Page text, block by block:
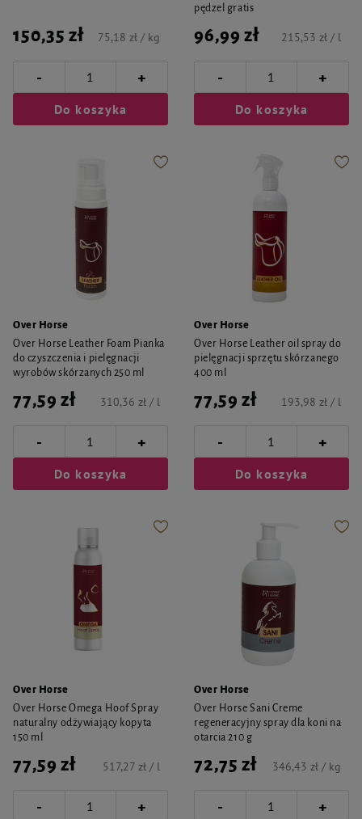
150,35 zł 75,18 zł / kg
- +
Do koszyka
pędzel gratis
96,99 zł 215,53 zł / l
- +
Do koszyka
Over Horse
Over Horse Leather Foam Pianka
do czyszczenia i pielęgnacji
wyrobów skórzanych 250 ml
77,59 zł 310,36 zł / l
- +
Do koszyka
Over Horse
Over Horse Leather oil spray do
pielęgnacji sprzętu skórzanego
400 ml
77,59 zł 193,98 zł / l
- +
Do koszyka
Over Horse
Over Horse Omega Hoof Spray
naturalny odżywiający kopyta
150 ml
77,59 zł 517,27 zł / l
- +
Over Horse
Over Horse Sani Creme
regeneracyjny spray dla koni na
otarcia 210 g
72,75 zł 346,43 zł / kg
- +